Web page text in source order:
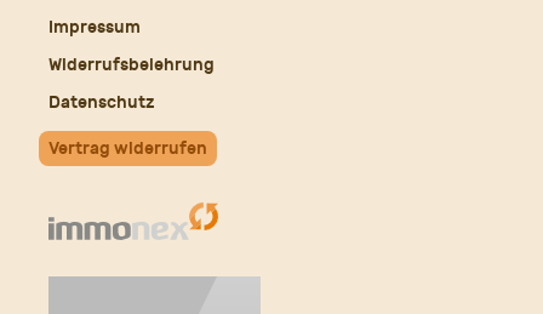
Impressum
Widerrufsbelehrung
Datenschutz
Vertrag widerrufen